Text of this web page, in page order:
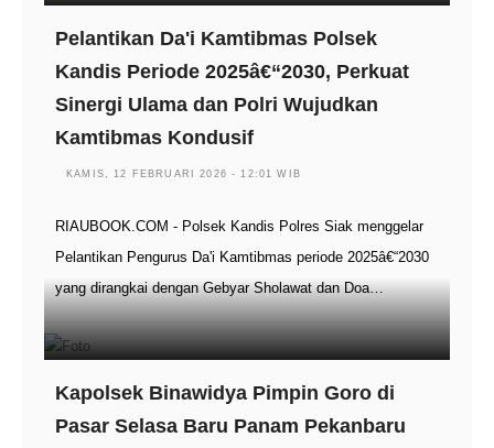
Pelantikan Da'i Kamtibmas Polsek
Kandis Periode 2025â€“2030, Perkuat
Sinergi Ulama dan Polri Wujudkan
Kamtibmas Kondusif
KAMIS, 12 FEBRUARI 2026 - 12:01 WIB
RIAUBOOK.COM - Polsek Kandis Polres Siak menggelar
Pelantikan Pengurus Da'i Kamtibmas periode 2025â€“2030
yang dirangkai dengan Gebyar Sholawat dan Doa…
Kapolsek Binawidya Pimpin Goro di
Pasar Selasa Baru Panam Pekanbaru